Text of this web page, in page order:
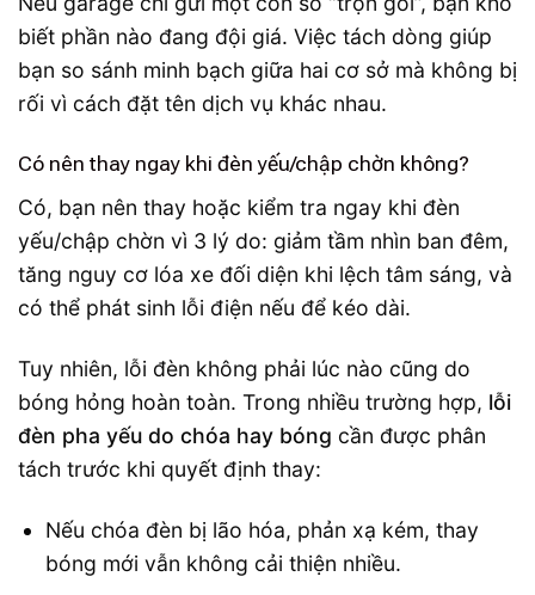
biết phần nào đang đội giá. Việc tách dòng giúp
bạn so sánh minh bạch giữa hai cơ sở mà không bị
rối vì cách đặt tên dịch vụ khác nhau.
Có nên thay ngay khi đèn yếu/chập chờn không?
Có, bạn nên thay hoặc kiểm tra ngay khi đèn
yếu/chập chờn vì 3 lý do: giảm tầm nhìn ban đêm,
tăng nguy cơ lóa xe đối diện khi lệch tâm sáng, và
có thể phát sinh lỗi điện nếu để kéo dài.
Tuy nhiên, lỗi đèn không phải lúc nào cũng do
bóng hỏng hoàn toàn. Trong nhiều trường hợp, lỗi
đèn pha yếu do chóa hay bóng cần được phân
tách trước khi quyết định thay:
Nếu chóa đèn bị lão hóa, phản xạ kém, thay
bóng mới vẫn không cải thiện nhiều.